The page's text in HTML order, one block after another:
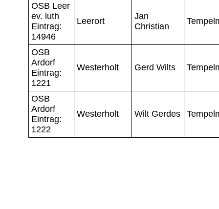
OSB Leer
ev. luth
Eintrag:
14946
Leerort
Jan
Christian
OSB
Ardorf
Eintrag:
1221
Westerholt Gerd Wilts
OSB
Ardorf
Eintrag:
1222
Westerholt Wilt Gerdes